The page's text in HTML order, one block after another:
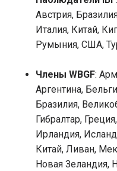
Австрия,
Италия, Китай,
Румыния, США,
Члены WBGF:
Аргентина,
Бразилия,
Гибралтар,
Ирландия,
Китай, Ливан,
Новая Зеландия,